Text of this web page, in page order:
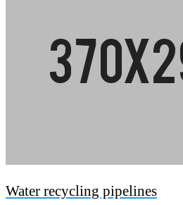
Water recycling pipelines